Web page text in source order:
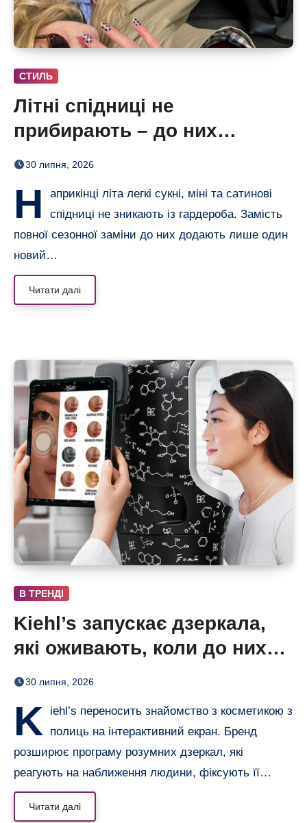
СТИЛЬ
Літні спідниці не
прибирають – до них
додають кольорові колготки
30 липня, 2026
Н
априкінці літа легкі сукні, міні та сатинові
спідниці не зникають із гардероба. Замість
повної сезонної заміни до них додають лише один
новий…
Читати далі
В ТРЕНДІ
Kiehl’s запускає дзеркала,
які оживають, коли до них
підходиш
30 липня, 2026
K
iehl’s переносить знайомство з косметикою з
полиць на інтерактивний екран. Бренд
розширює програму розумних дзеркал, які
реагують на наближення людини, фіксують її…
Читати далі